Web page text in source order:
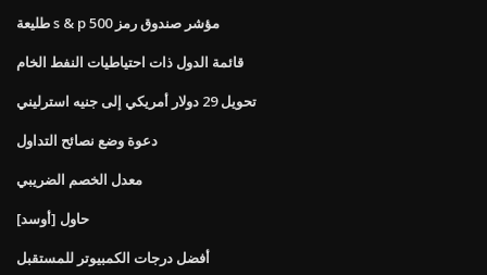
طليعة s & p 500 مؤشر صندوق رمز
قائمة الدول ذات احتياطيات النفط الخام
تحويل 29 دولار أمريكي إلى جنيه استرليني
دعوة وضع نصائح التداول
معدل الخصم الضريبي
حاول [أوسد]
أفضل درجات الكمبيوتر للمستقبل